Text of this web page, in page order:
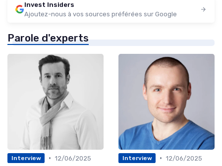
Invest Insiders
Ajoutez-nous à vos sources préférées sur Google
Parole d'experts
Interview • 12/06/2025
Interview • 12/06/2025